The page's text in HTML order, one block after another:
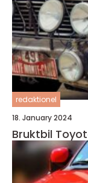
redaktionel
18. January 2024
Bruktbil